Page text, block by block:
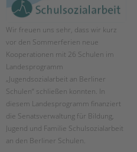
Wir freuen uns sehr, dass wir kurz
vor den Sommerferien neue
Kooperationen mit 26 Schulen im
Landesprogramm
„Jugendsozialarbeit an Berliner
Schulen“ schließen konnten. In
diesem Landesprogramm finanziert
die Senatsverwaltung für Bildung,
Jugend und Familie Schulsozialarbeit
an den Berliner Schulen.